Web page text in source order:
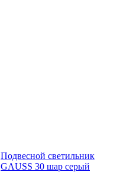
Подвесной светильник
GAUSS 30 шар серый